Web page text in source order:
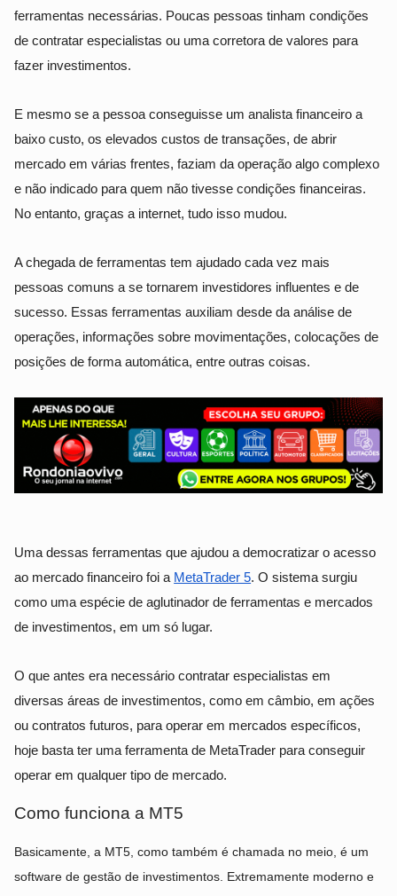
ferramentas necessárias. Poucas pessoas tinham condições
de contratar especialistas ou uma corretora de valores para
fazer investimentos.
E mesmo se a pessoa conseguisse um analista financeiro a
baixo custo, os elevados custos de transações, de abrir
mercado em várias frentes, faziam da operação algo complexo
e não indicado para quem não tivesse condições financeiras.
No entanto, graças a internet, tudo isso mudou.
A chegada de ferramentas tem ajudado cada vez mais
pessoas comuns a se tornarem investidores influentes e de
sucesso. Essas ferramentas auxiliam desde da análise de
operações, informações sobre movimentações, colocações de
posições de forma automática, entre outras coisas.
Uma dessas ferramentas que ajudou a democratizar o acesso
ao mercado financeiro foi a MetaTrader 5. O sistema surgiu
como uma espécie de aglutinador de ferramentas e mercados
de investimentos, em um só lugar.
O que antes era necessário contratar especialistas em
diversas áreas de investimentos, como em câmbio, em ações
ou contratos futuros, para operar em mercados específicos,
hoje basta ter uma ferramenta de MetaTrader para conseguir
operar em qualquer tipo de mercado.
Como funciona a MT5
Basicamente, a MT5, como também é chamada no meio, é um
software de gestão de investimentos. Extremamente moderno e